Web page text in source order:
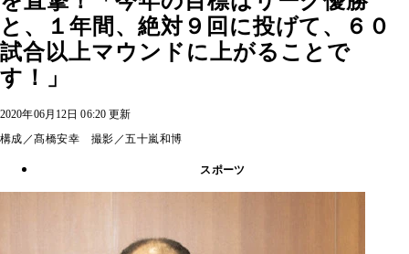
と、１年間、絶対９回に投げて、６０
試合以上マウンドに上がることで
す！」
2020年06月12日 06:20 更新
構成／髙橋安幸 撮影／五十嵐和博
スポーツ